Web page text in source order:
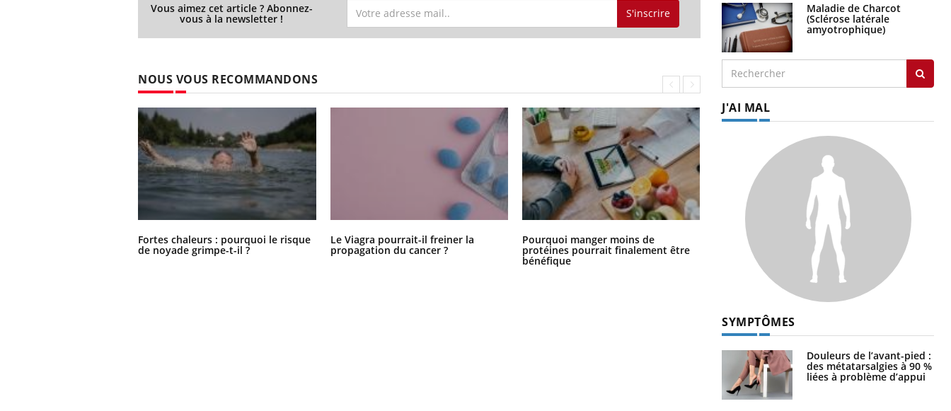
Vous aimez cet article ? Abonnez-
vous à la newsletter ! S'inscrire
NOUS VOUS RECOMMANDONS
Fortes chaleurs : pourquoi le risque
de noyade grimpe-t-il ?
Le Viagra pourrait-il freiner la
propagation du cancer ?
Pourquoi manger moins de
protéines pourrait finalement être
bénéfique
Grossesse et chaleur : ce que dit la
science
Maladie de Charcot
(Sclérose latérale
amyotrophique)
J'AI MAL
SYMPTÔMES
Douleurs de l’avant-pied :
des métatarsalgies à 90 %
liées à problème d’appui